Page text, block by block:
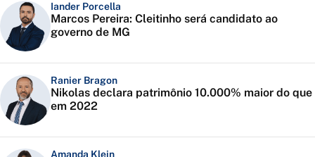
Iander Porcella
Marcos Pereira: Cleitinho será candidato ao
governo de MG
Ranier Bragon
Nikolas declara patrimônio 10.000% maior do que
em 2022
Amanda Klein